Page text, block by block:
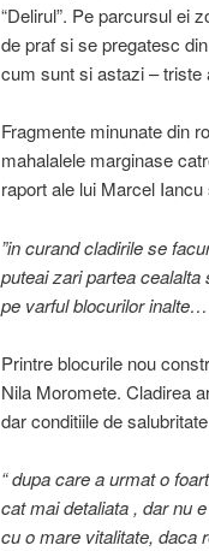
“Delirul”. Pe parcursul ei
de praf si se pregatesc
cum sunt si astazi – triste
Fragmente minunate din
mahalalele marginase
raport ale lui Marcel
”in curand cladirile se
puteai zari partea
pe varful blocurilor inalte…
Printre blocurile nou
Nila Moromete. Cladirea
dar conditiile de
“ dupa care a urmat o
cat mai detaliata , dar nu
cu o mare vitalitate, daca